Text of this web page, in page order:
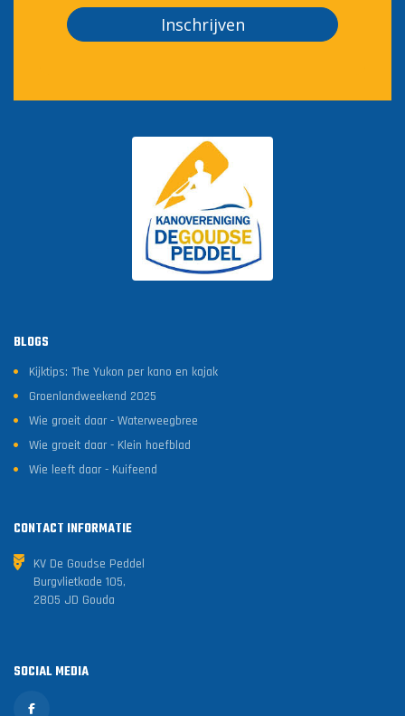
Inschrijven
BLOGS
Kijktips: The Yukon per kano en kajak
Groenlandweekend 2025
Wie groeit daar - Waterweegbree
Wie groeit daar - Klein hoefblad
Wie leeft daar - Kuifeend
CONTACT INFORMATIE
KV De Goudse Peddel
Burgvlietkade 105,
2805 JD Gouda
SOCIAL MEDIA